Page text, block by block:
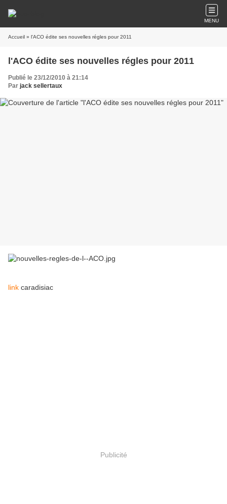
MENU
Accueil » l'ACO édite ses nouvelles régles pour 2011
l'ACO édite ses nouvelles régles pour 2011
Publié le 23/12/2010 à 21:14
Par jack sellertaux
link caradisiac
Publicité